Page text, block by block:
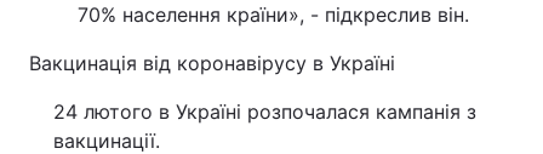
70% населення країни», - підкреслив він.
Вакцинація від коронавірусу в Україні
24 лютого в Україні розпочалася кампанія з
вакцинації.